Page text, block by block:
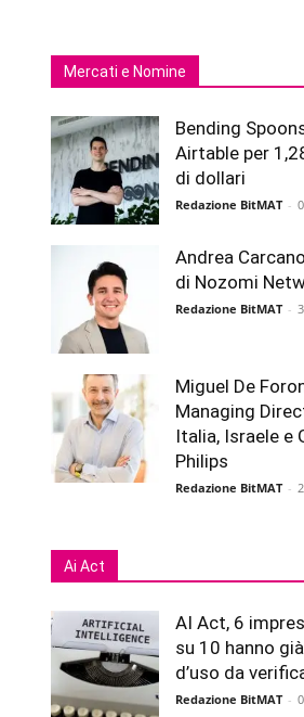
Mercati e Nomine
Bending
Airtable per
di dollari
Redazione BitMAT -
Andrea
di Nozomi
Redazione BitMAT -
Miguel De
Managing
Italia, Israele e
Philips
Redazione BitMAT -
Ai Act
AI Act, 6
su 10 hanno
d’uso da
Redazione BitMAT -